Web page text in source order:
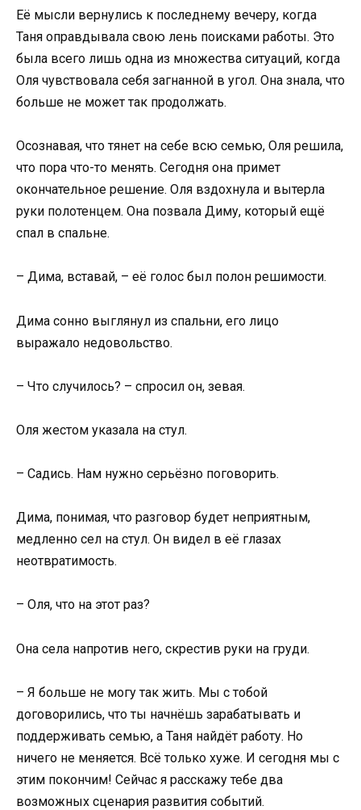
Её мысли вернулись к последнему вечеру, когда
Таня оправдывала свою лень поисками работы. Это
была всего лишь одна из множества ситуаций, когда
Оля чувствовала себя загнанной в угол. Она знала, что
больше не может так продолжать.
Осознавая, что тянет на себе всю семью, Оля решила,
что пора что-то менять. Сегодня она примет
окончательное решение. Оля вздохнула и вытерла
руки полотенцем. Она позвала Диму, который ещё
спал в спальне.
– Дима, вставай, – её голос был полон решимости.
Дима сонно выглянул из спальни, его лицо
выражало недовольство.
– Что случилось? – спросил он, зевая.
Оля жестом указала на стул.
– Садись. Нам нужно серьёзно поговорить.
Дима, понимая, что разговор будет неприятным,
медленно сел на стул. Он видел в её глазах
неотвратимость.
– Оля, что на этот раз?
Она села напротив него, скрестив руки на груди.
– Я больше не могу так жить. Мы с тобой
договорились, что ты начнёшь зарабатывать и
поддерживать семью, а Таня найдёт работу. Но
ничего не меняется. Всё только хуже. И сегодня мы с
этим покончим! Сейчас я расскажу тебе два
возможных сценария развития событий.